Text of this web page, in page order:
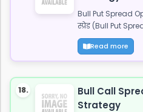
Bull Put Spread
स्प्रेड (Bull Put
Read more
18.
Bull Call
Strategy